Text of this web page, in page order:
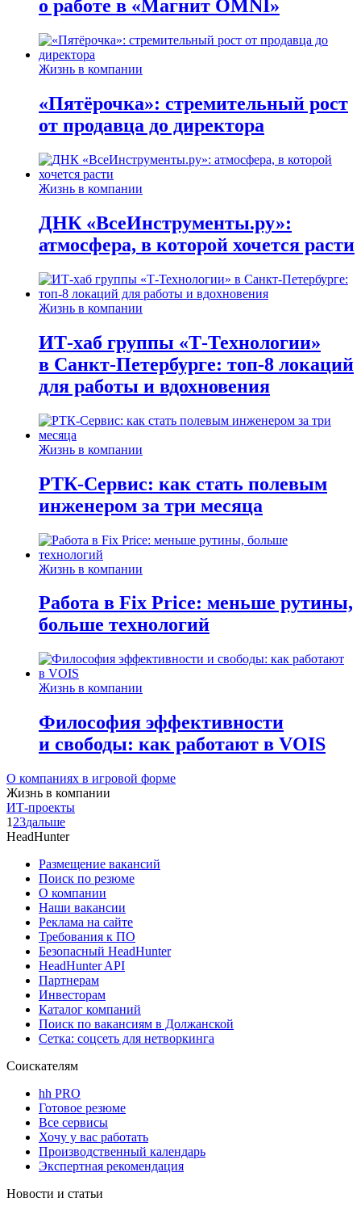
о работе в «Магнит OMNI»
Жизнь в компании
«Пятёрочка»: стремительный рост
от продавца до директора
Жизнь в компании
ДНК «ВсеИнструменты.ру»:
атмосфера, в которой хочется расти
Жизнь в компании
ИТ-хаб группы «Т-Технологии»
в Санкт-Петербурге: топ-8 локаций
для работы и вдохновения
Жизнь в компании
РТК-Сервис: как стать полевым
инженером за три месяца
Жизнь в компании
Работа в Fix Price: меньше рутины,
больше технологий
Жизнь в компании
Философия эффективности
и свободы: как работают в VOIS
О компаниях в игровой форме
Жизнь в компании
ИТ-проекты
1 23дальше
HeadHunter
Размещение вакансий
Поиск по резюме
О компании
Наши вакансии
Реклама на сайте
Требования к ПО
Безопасный HeadHunter
HeadHunter API
Партнерам
Инвесторам
Каталог компаний
Поиск по вакансиям в Должанской
Сетка: соцсеть для нетворкинга
Соискателям
hh PRO
Готовое резюме
Все сервисы
Хочу у вас работать
Производственный календарь
Экспертная рекомендация
Новости и статьи